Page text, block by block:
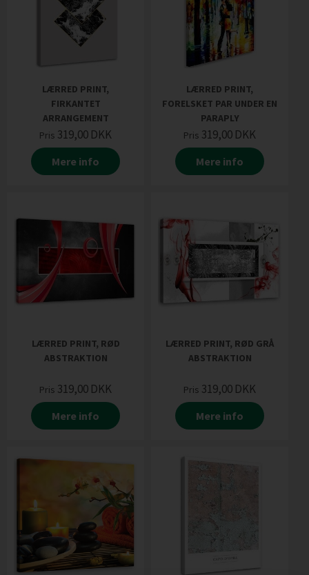
LÆRRED PRINT,
FIRKANTET
ARRANGEMENT
Pris 319,00 DKK
Mere info
LÆRRED PRINT,
FORELSKET PAR UNDER EN
PARAPLY
Pris 319,00 DKK
Mere info
LÆRRED PRINT, RØD
ABSTRAKTION
Pris 319,00 DKK
Mere info
LÆRRED PRINT, RØD GRÅ
ABSTRAKTION
Pris 319,00 DKK
Mere info